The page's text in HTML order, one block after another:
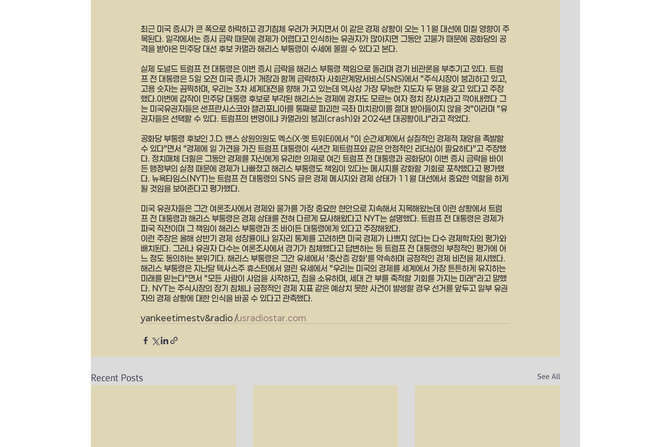
최근 미국 증시가 큰 폭으로 하락하고 경기침체 우려가 커지면서 이 같은 경제 상황이 오는 11월 대선에 미칠 영향이 주
목된다. 일각에서는 증시 급락 때문에 경제가 어렵다고 인식하는 유권자가 많아지면 그동안 고물가 때문에 공화당의 공
격을 받아온 민주당 대선 후보 카멀라 해리스 부통령이 수세에 몰릴 수 있다고 본다.
실제 도널드 트럼프 전 대통령은 이번 증시 급락을 해리스 부통령 책임으로 돌리며 경기 비관론을 부추기고 있다. 트럼
프 전 대통령은 5일 오전 미국 증시가 개장과 함께 급락하자 사회관계망서비스(SNS)에서 "주식시장이 붕괴하고 있고,
고용 숫자는 끔찍하며, 우리는 3차 세계대전을 향해 가고 있는데 역사상 가장 무능한 지도자 두 명을 갖고 있다고 주장
했다.이번에 갑작이 민주당 대통령 후보로 부각된 해리스는 경제에 경자도 모르는 여자 정치 장사치라고 깍아내렸다 그
는 미국유권자들은 샌프란시스코와 캘리포니아를 통째로 파괴한 극좌 미치광이를 절대 받아들이지 않을 것"이라며 "유
권자들은 선택할 수 있다. 트럼프의 번영이냐 카멀라의 붕괴(crash)와 2024년 대공황이냐"라고 적었다.
공화당 부통령 후보인 J.D. 밴스 상원의원도 엑스(X·옛 트위터)에서 "이 순간세계에서 실질적인 경제적 재앙을 촉발할
수 있다"면서 "경제에 일 가견을 가진 트럼프 대통령이 4년간 제트럼프와 같은 안정적인 리더십이 필요하다"고 주장했
다. 정치매체 더힐은 그동안 경제를 자신에게 유리한 의제로 여긴 트럼프 전 대통령과 공화당이 이번 증시 급락을 바이
든 행정부의 실정 때문에 경제가 나빠졌고 해리스 부통령도 책임이 있다는 메시지를 강화할 기회로 포착했다고 평가했
다. 뉴욕타임스(NYT)는 트럼프 전 대통령의 SNS 글은 경제 메시지와 경제 상태가 11월 대선에서 중요한 역할을 하게
될 것임을 보여준다고 평가했다.
미국 유권자들은 그간 여론조사에서 경제와 물가를 가장 중요한 현안으로 지속해서 지목해왔는데 이런 상황에서 트럼
프 전 대통령과 해리스 부통령은 경제 상태를 전혀 다르게 묘사해왔다고 NYT는 설명했다. 트럼프 전 대통령은 경제가
파국 직전이며 그 책임이 해리스 부통령과 조 바이든 대통령에게 있다고 주장해왔다.
이런 주장은 올해 상반기 경제 성장률이나 일자리 통계를 고려하면 미국 경제가 나쁘지 않다는 다수 경제학자의 평가와
배치된다. 그러나 유권자 다수는 여론조사에서 경기가 침체했다고 답변하는 등 트럼프 전 대통령의 부정적인 평가에 어
느 정도 동의하는 분위기다. 해리스 부통령은 그간 유세에서 '중산층 강화'를 약속하며 긍정적인 경제 비전을 제시했다.
해리스 부통령은 지난달 텍사스주 휴스턴에서 열린 유세에서 "우리는 미국의 경제를 세계에서 가장 튼튼하게 유지하는
미래를 믿는다"면서 "모든 사람이 사업을 시작하고, 집을 소유하며, 세대 간 부를 축적할 기회를 가지는 미래"라고 말했
다. NYT는 주식시장의 장기 침체나 긍정적인 경제 지표 같은 예상치 못한 사건이 발생할 경우 선거를 앞두고 일부 유권
자의 경제 상황에 대한 인식을 바꿀 수 있다고 관측했다.
yankeetimestv&radio /usradiostar.com
Recent Posts See All